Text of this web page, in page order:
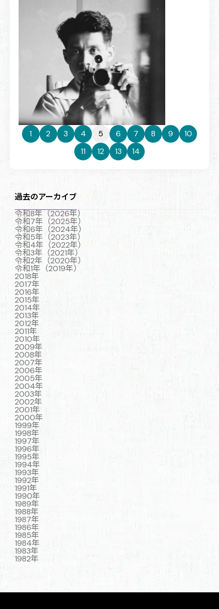
1 2 3 4 5 6 7 8 9
10
11
12 13 14
過去のアーカイブ
令和8年（2026年）
令和7年（2025年）
令和6年（2024年）
令和5年（2023年）
令和4年（2022年）
令和3年（2021年）
令和2年（2020年）
令和1年（2019年）
2018年
2017年
2016年
2015年
2014年
2013年
2012年
2011年
2010年
2009年
2008年
2007年
2006年
2005年
2004年
2003年
2002年
2001年
2000年
1999年
1998年
1997年
1996年
1995年
1994年
1993年
1992年
1991年
1990年
1989年
1988年
1987年
1986年
1985年
1984年
1983年
1982年